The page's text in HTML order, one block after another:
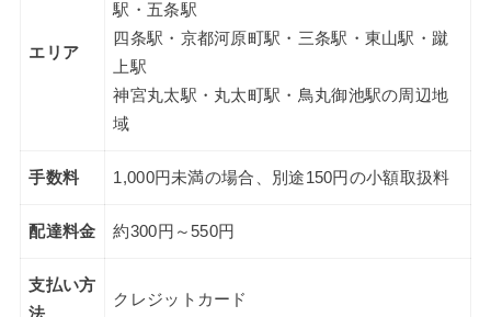
エリア
駅・五条駅
四条駅・京都河原町駅・三条駅・東山駅・蹴
上駅
神宮丸太駅・丸太町駅・鳥丸御池駅の周辺地
域
手数料 1,000円未満の場合、別途150円の小額取扱料
配達料金 約300円～550円
支払い方
クレジットカード